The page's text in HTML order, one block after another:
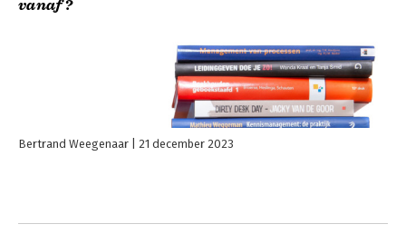
vanaf?
Bertrand Weegenaar 21 december 2023